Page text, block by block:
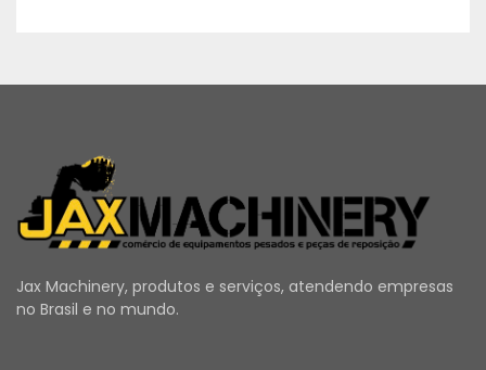
Jax Machinery, produtos e serviços, atendendo empresas
no Brasil e no mundo.